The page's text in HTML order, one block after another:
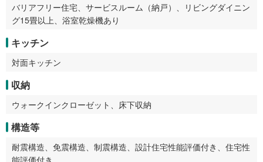
バリアフリー住宅、サービスルーム（納戸）、リビングダイニン
グ15畳以上、浴室乾燥機あり
キッチン
対面キッチン
収納
ウォークインクローゼット、床下収納
構造等
耐震構造、免震構造、制震構造、設計住宅性能評価付き、住宅性
能評価付き